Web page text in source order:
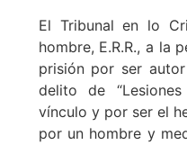
El Tribunal en lo
hombre, E.R.R., a la
prisión por ser
delito de
vínculo y por ser el
por un hombre y